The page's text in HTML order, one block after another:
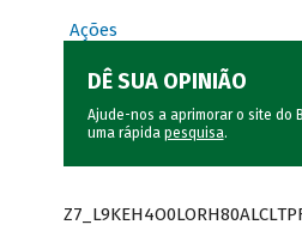
Ações
DÊ SUA OPINIÃO
Ajude-nos a aprimorar o site do
uma rápida pesquisa.